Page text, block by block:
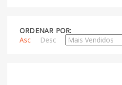
ORDENAR POR:
Asc
Desc